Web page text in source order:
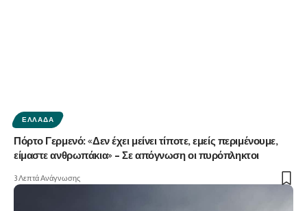
ΕΛΛΆΔΑ
Πόρτο Γερμενό: «Δεν έχει μείνει τίποτε, εμείς περιμένουμε,
είμαστε ανθρωπάκια» – Σε απόγνωση οι πυρόπληκτοι
3 Λεπτά Ανάγνωσης